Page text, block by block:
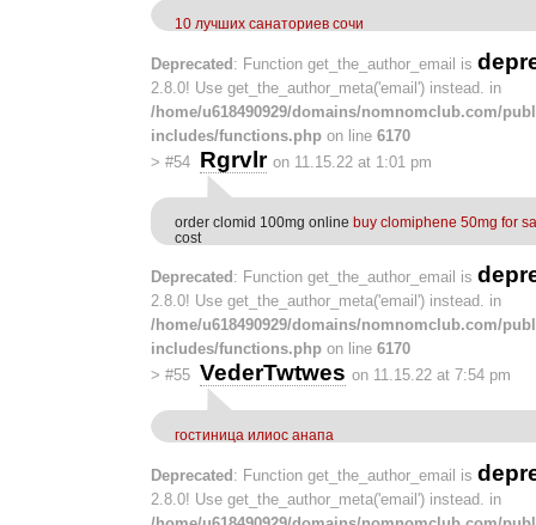
10 лучших санаториев сочи
Deprecated : Function get_the_author_email is
2.8.0! Use get_the_author_meta('email') instead. in
/home/u618490929/domains/nomnomclub.com/
includes/functions.php on line 6170
> #54 Rgrvlr on 11.15.22 at 1:01 pm
order clomid 100mg online buy clomiphene 50mg for
cost
Deprecated : Function get_the_author_email is
2.8.0! Use get_the_author_meta('email') instead. in
/home/u618490929/domains/nomnomclub.com/
includes/functions.php on line 6170
> #55 VederTwtwes on 11.15.22 at 7:54 pm
гостиница илиос анапа
Deprecated: Function get_the_author_email is
2.8.0! Use get_the_author_meta('email') instead. in